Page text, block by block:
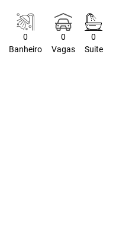
0
Banheiro
0
Vagas
0
Suite